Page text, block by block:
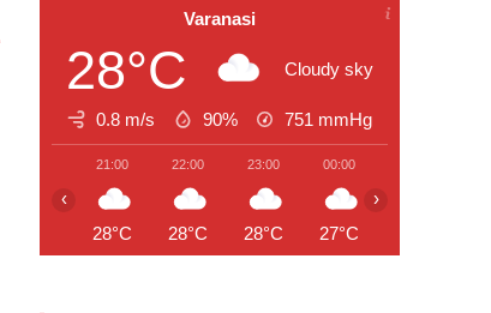
Varanasi
28°C Cloudy sky
0.8 m/s 90% 751 mmHg
21:00
28°C
22:00
28°C
23:00
28°C
00:00
27°C
‹ ›